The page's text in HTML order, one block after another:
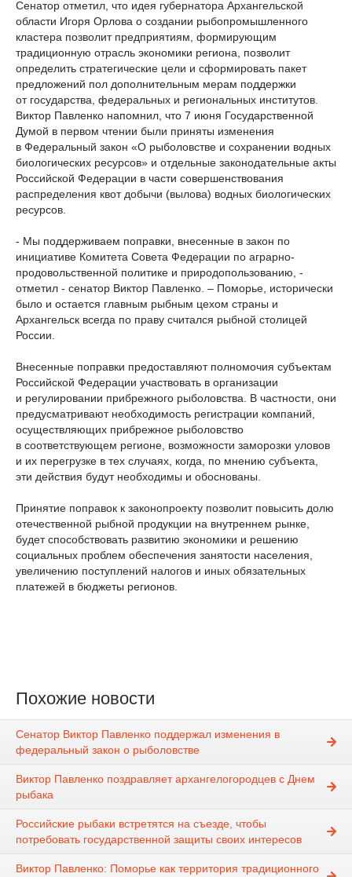
Сенатор отметил, что идея губернатора Архангельской
области Игоря Орлова о создании рыбопромышленного
кластера позволит предприятиям, формирующим
традиционную отрасль экономики региона, позволит
определить стратегические цели и сформировать пакет
предложений пол дополнительным мерам поддержки
от государства, федеральных и региональных институтов.
Виктор Павленко напомнил, что 7 июня Государственной
Думой в первом чтении были приняты изменения
в Федеральный закон «О рыболовстве и сохранении водных
биологических ресурсов» и отдельные законодательные акты
Российской Федерации в части совершенствования
распределения квот добычи (вылова) водных биологических
ресурсов.
- Мы поддерживаем поправки, внесенные в закон по
инициативе Комитета Совета Федерации по аграрно-
продовольственной политике и природопользованию, -
отметил - сенатор Виктор Павленко. – Поморье, исторически
было и остается главным рыбным цехом страны и
Архангельск всегда по праву считался рыбной столицей
России.
Внесенные поправки предоставляют полномочия субъектам
Российской Федерации участвовать в организации
и регулировании прибрежного рыболовства. В частности, они
предусматривают необходимость регистрации компаний,
осуществляющих прибрежное рыболовство
в соответствующем регионе, возможности заморозки уловов
и их перегрузке в тех случаях, когда, по мнению субъекта,
эти действия будут необходимы и обоснованы.
Принятие поправок к законопроекту позволит повысить долю
отечественной рыбной продукции на внутреннем рынке,
будет способствовать развитию экономики и решению
социальных проблем обеспечения занятости населения,
увеличению поступлений налогов и иных обязательных
платежей в бюджеты регионов.
Похожие новости
Сенатор Виктор Павленко поддержал изменения в
федеральный закон о рыболовстве
Виктор Павленко поздравляет архангелогородцев с Днем
рыбака
Российские рыбаки встретятся на съезде, чтобы
потребовать государственной защиты своих интересов
Виктор Павленко: Поморье как территория традиционного